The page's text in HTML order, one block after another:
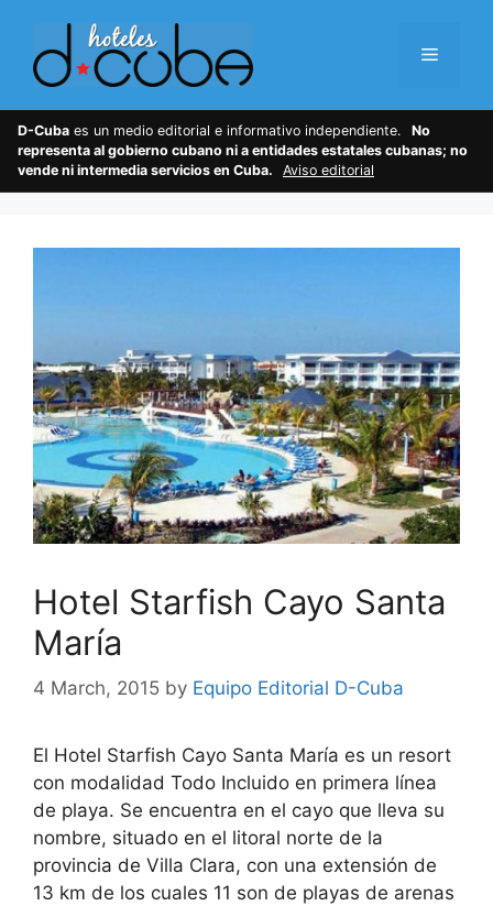
content
Menu
D-Cuba es un medio editorial e informativo independiente.
No
representa al gobierno cubano ni a entidades estatales cubanas; no
vende ni intermedia servicios en Cuba.
Aviso editorial
Hotel Starfish Cayo Santa
María
4 March, 2015 by Equipo Editorial D-Cuba
El Hotel Starfish Cayo Santa María es un resort
con modalidad Todo Incluido en primera línea
de playa. Se encuentra en el cayo que lleva su
nombre, situado en el litoral norte de la
provincia de Villa Clara, con una extensión de
13 km de los cuales 11 son de playas de arenas